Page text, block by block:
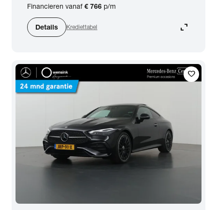
Financieren vanaf€ 766 p/m
Details Krediettabel expand_content
favorite